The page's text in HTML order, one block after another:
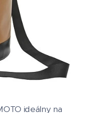
ideálny na